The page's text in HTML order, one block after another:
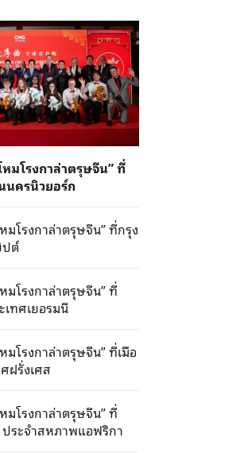
หมโรงกาล่าตรุษจีน” ที่
นครนิวยอร์ก
มโรงกาล่าตรุษจีน” ที่กรุง
ปต์
มโรงกาล่าตรุษจีน” ที่
เทศเยอรมนี
มโรงกาล่าตรุษจีน” ที่เมือ
ฝรั่งเศส
มโรงกาล่าตรุษจีน” ที่
ระจำสหภาพแอฟริกา